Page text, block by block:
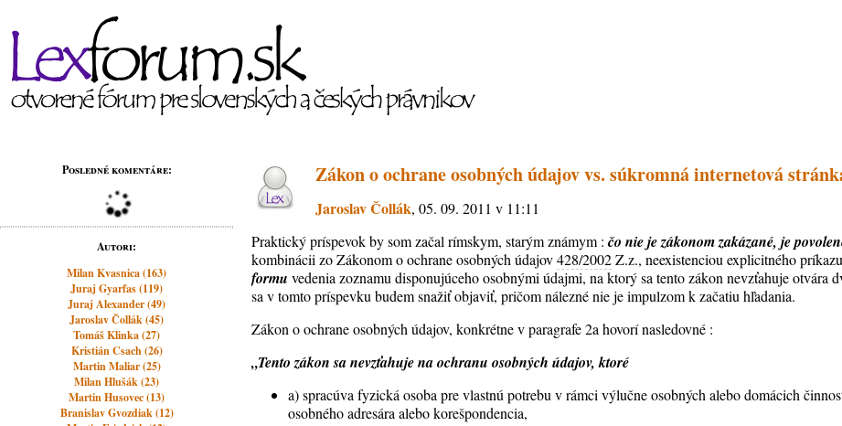
Posledné komentáre:
Autori:
Milan Kvasnica (163)
Juraj Gyarfas (119)
Juraj Alexander (49)
Jaroslav Čollák (45)
Tomáš Klinka (27)
Kristián Csach (26)
Martin Maliar (25)
Milan Hlušák (23)
Martin Husovec (13)
Branislav Gvozdiak (12)
Zákon o ochrane osobných údajov vs. súkromná internetová
Jaroslav Čollák, 05. 09. 2011 v 11:11
Praktický príspevok by som začal rímskym, starým známym :čo nie je zákonom zakázané, je
kombinácii zo Zákonom o ochrane osobných údajov428/2002Z.z., neexistenciou explicitného
formu vedenia zoznamu disponujúceho osobnými údajmi, na ktorý sa tento zákon nevzťahuje otvára
sa v tomto príspevku budem snažiť objaviť, pričom nálezné nie je impulzom k začatiu hľadania.
Zákon o ochrane osobných údajov, konkrétne v paragrafe 2a hovorí nasledovné :
„Tento zákon sa nevzťahuje na ochranu osobných údajov, ktoré
a) spracúva fyzická osoba pre vlastnú potrebu v rámci výlučne osobných alebo domácich
osobného adresára alebo korešpondencia,